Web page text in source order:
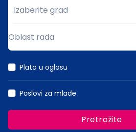
Grad
Izaberite grad
Oblast rada
Plata u oglasu
Poslovi za mlade
Pretražite